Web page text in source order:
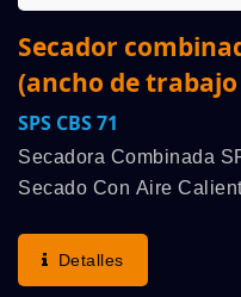
Secador
(ancho de
SPS CBS 71
Secadora Combinada
Secado Con Aire
Múltiples De Alta
Detalles